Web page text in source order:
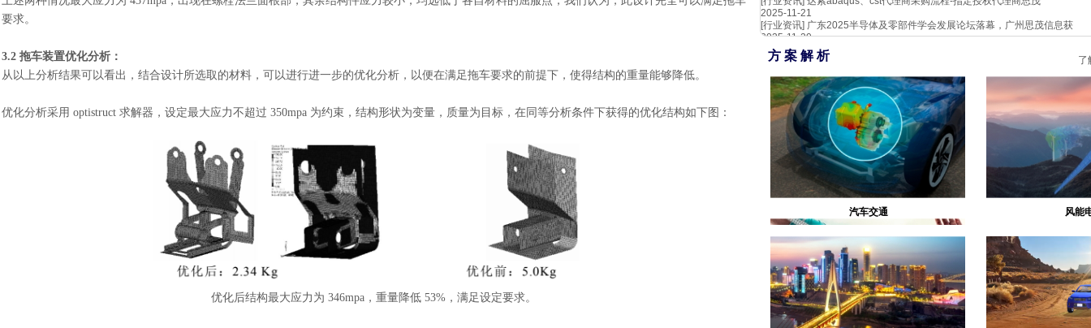
要求。
3.2 拖车装置优化分析：
从以上分析结果可以看出，结合设计所选取的材料，可以进行进一步的优化分析，以便在满足拖车要求的前提下，使得结构的重量能够降低。
优化分析采用 optistruct 求解器，设定最大应力不超过 350mpa 为约束，结构形状为变量，质量为目标，在同等分析条件下获得的优化结构如下图：
优化后结构最大应力为 346mpa，重量降低 53%，满足设定要求。
2025-11-21
[行业资讯] 广东2025半导体及零部件学会发展论坛落幕，广州思茂信息获
2025-11-20
方 案 解 析 了
汽车交通 风能